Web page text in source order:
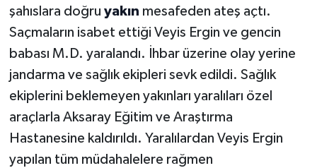
şahıslara doğru yakın mesafeden ateş açtı.
Saçmaların isabet ettiği Veyis Ergin ve gencin
babası M.D. yaralandı. İhbar üzerine olay yerine
jandarma ve sağlık ekipleri sevk edildi. Sağlık
ekiplerini beklemeyen yakınları yaralıları özel
araçlarla Aksaray Eğitim ve Araştırma
Hastanesine kaldırıldı. Yaralılardan Veyis Ergin
yapılan tüm müdahalelere rağmen